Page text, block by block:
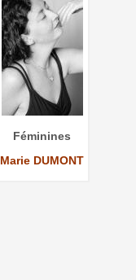
Féminines
Marie DUMONT